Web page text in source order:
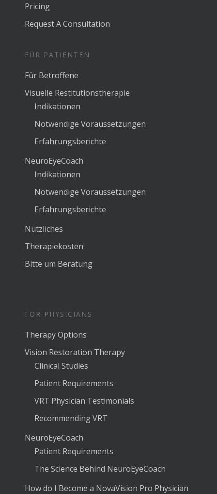
Pricing
Request A Consultation
FÜR PATIENTEN
Für Betroffene
Visuelle Restitutionstherapie
Indikationen
Notwendige Voraussetzungen
Erfahrungsberichte
NeuroEyeCoach
Indikationen
Notwendige Voraussetzungen
Erfahrungsberichte
Nützliches
Therapiekosten
Bitte um Beratung
FOR PHYSICIANS
Therapy Options
Vision Restoration Therapy
Clinical Studies
Patient Requirements
VRT Physician Testimonials
Recommending VRT
NeuroEyeCoach
Patient Requirements
The Science Behind NeuroEyeCoach
How do I Become a NovaVision Pro Physician